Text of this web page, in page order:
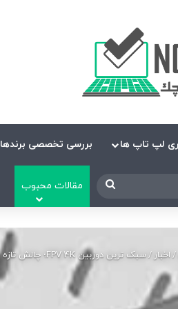
لپ تاپ ها بررسی تخصصی برندها
جستجو
برای
مقالات محبوب
/اخبار /سبک ترین دوربین FPV 4K؛ چالش تازه برای DJI و GoPro در بازار فیلمبرداری هوایی